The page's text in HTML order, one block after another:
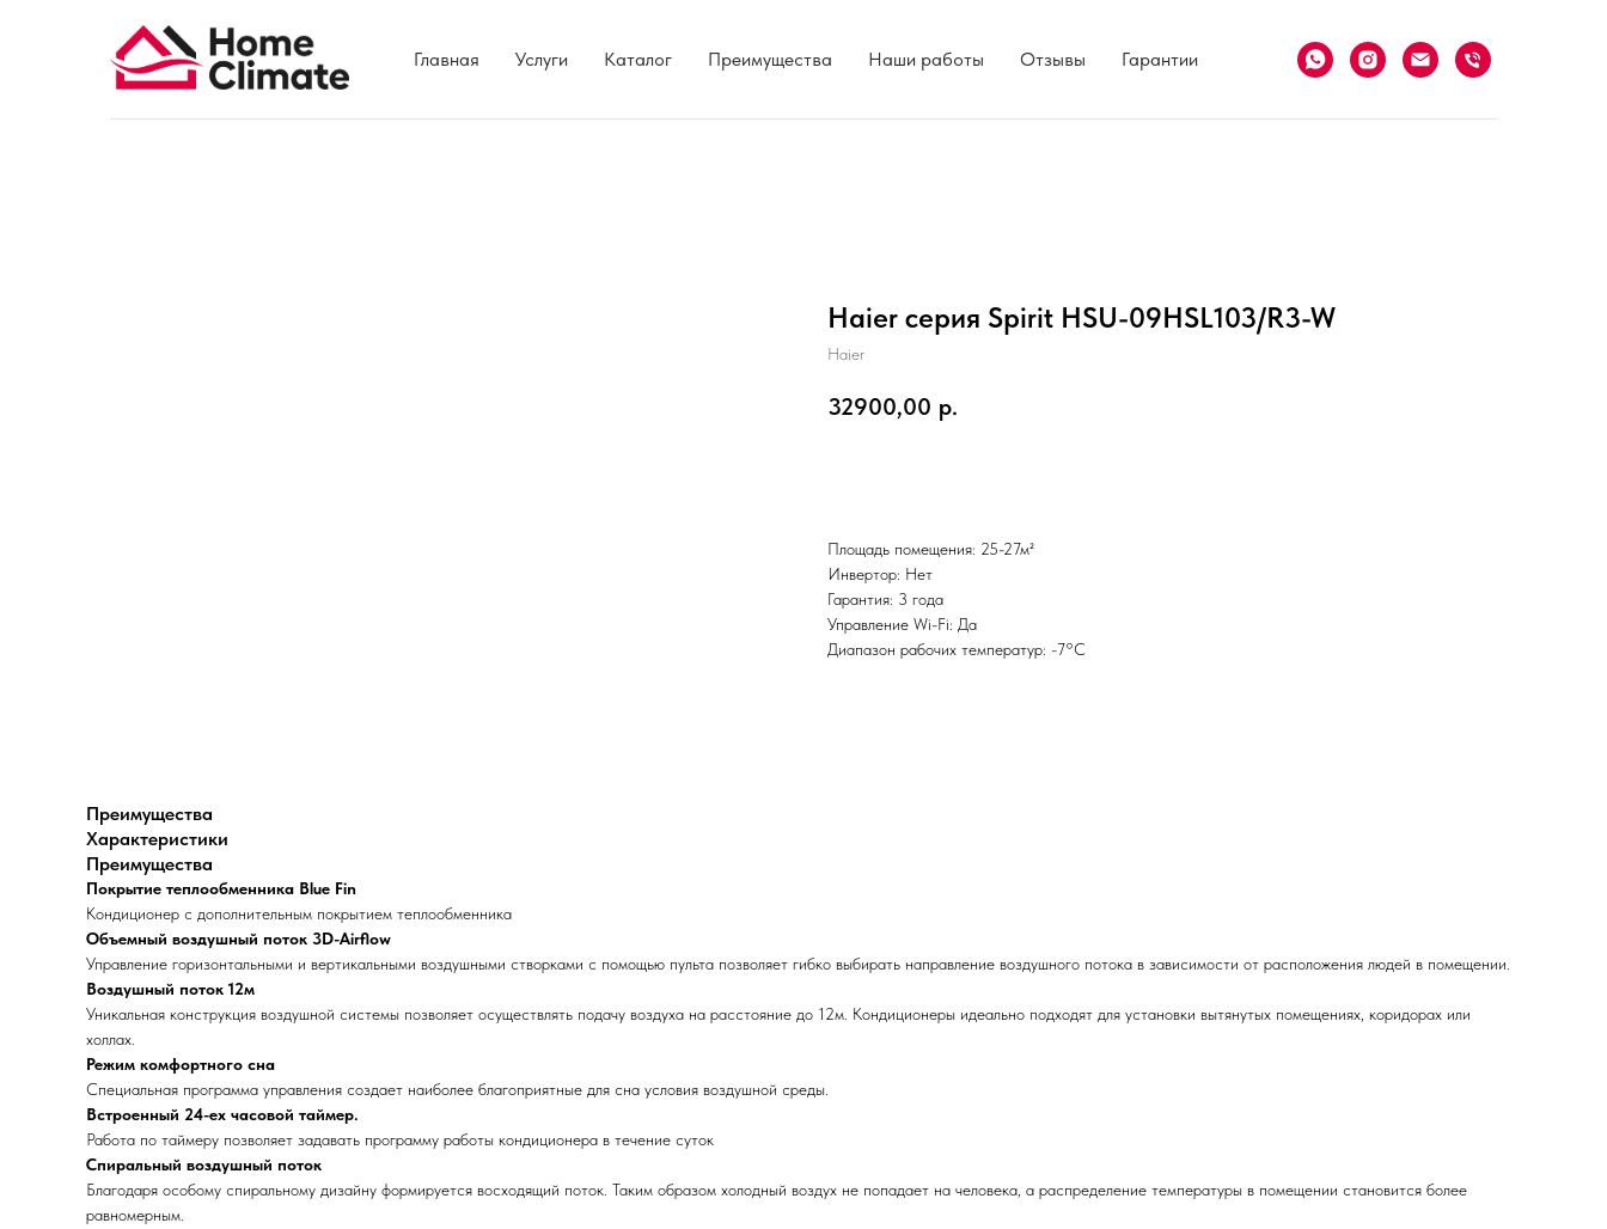
Главная Услуги Каталог Преимущества Наши работы Отзывы Гарантии
Haier серия Spirit HSU-09HSL103/R3-W
Haier
32900,00 р.
Площадь помещения: 25-27м²
Инвертор: Нет
Гарантия: 3 года
Управление Wi-Fi: Да
Диапазон рабочих температур: -7°С
Преимущества
Характеристики
Преимущества
Покрытие теплообменника Blue Fin
Кондиционер с дополнительным покрытием теплообменника
Объемный воздушный поток 3D-Airflow
Управление горизонтальными и вертикальными воздушными створками с помощью пульта позволяет гибко выбирать направление воздушного потока в зависимости от расположения людей в помещении.
Воздушный поток 12м
Уникальная конструкция воздушной системы позволяет осуществлять подачу воздуха на расстояние до 12м. Кондиционеры идеально подходят для установки вытянутых помещениях, коридорах или
холлах.
Режим комфортного сна
Специальная программа управления создает наиболее благоприятные для сна условия воздушной среды.
Встроенный 24-ех часовой таймер.
Работа по таймеру позволяет задавать программу работы кондиционера в течение суток
Спиральный воздушный поток
Благодаря особому спиральному дизайну формируется восходящий поток. Таким образом холодный воздух не попадает на человека, а распределение температуры в помещении становится более
равномерным.